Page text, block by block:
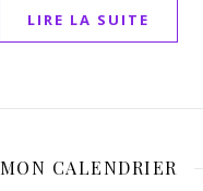
LIRE LA SUITE
MON CALENDRIER